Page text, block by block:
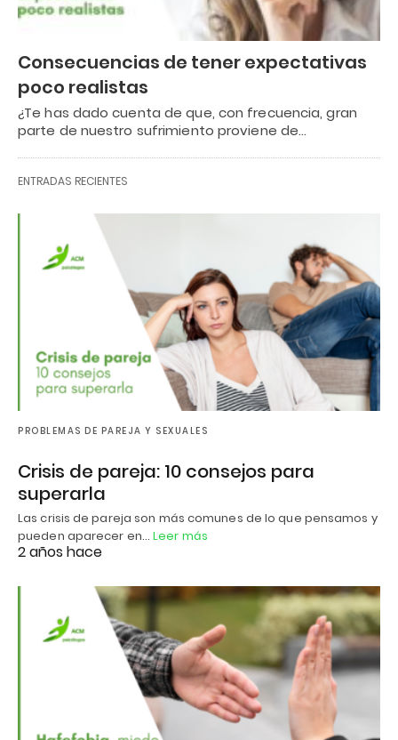
Consecuencias de tener expectativas
poco realistas
¿Te has dado cuenta de que, con frecuencia, gran
parte de nuestro sufrimiento proviene de…
ENTRADAS RECIENTES
PROBLEMAS DE PAREJA Y SEXUALES
Crisis de pareja: 10 consejos para
superarla
Las crisis de pareja son más comunes de lo que pensamos y
pueden aparecer en… Leer más
2 años hace